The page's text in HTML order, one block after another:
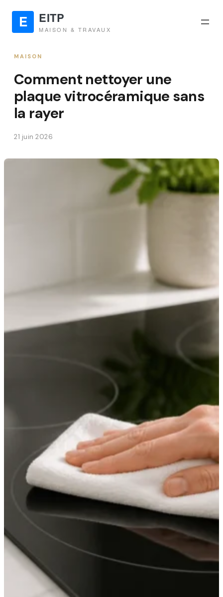
MAISON
Comment nettoyer une
plaque vitrocéramique sans
la rayer
21 juin 2026